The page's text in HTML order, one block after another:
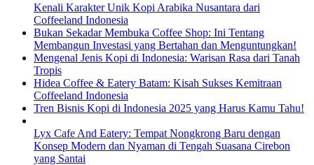
Kenali Karakter Unik Kopi Arabika Nusantara dari
Coffeeland Indonesia
Bukan Sekadar Membuka Coffee Shop: Ini Tentang
Membangun Investasi yang Bertahan dan Menguntungkan!
Mengenal Jenis Kopi di Indonesia: Warisan Rasa dari Tanah
Tropis
Hidea Coffee & Eatery Batam: Kisah Sukses Kemitraan
Coffeeland Indonesia
Tren Bisnis Kopi di Indonesia 2025 yang Harus Kamu Tahu!
Lyx Cafe And Eatery: Tempat Nongkrong Baru dengan
Konsep Modern dan Nyaman di Tengah Suasana Cirebon
yang Santai